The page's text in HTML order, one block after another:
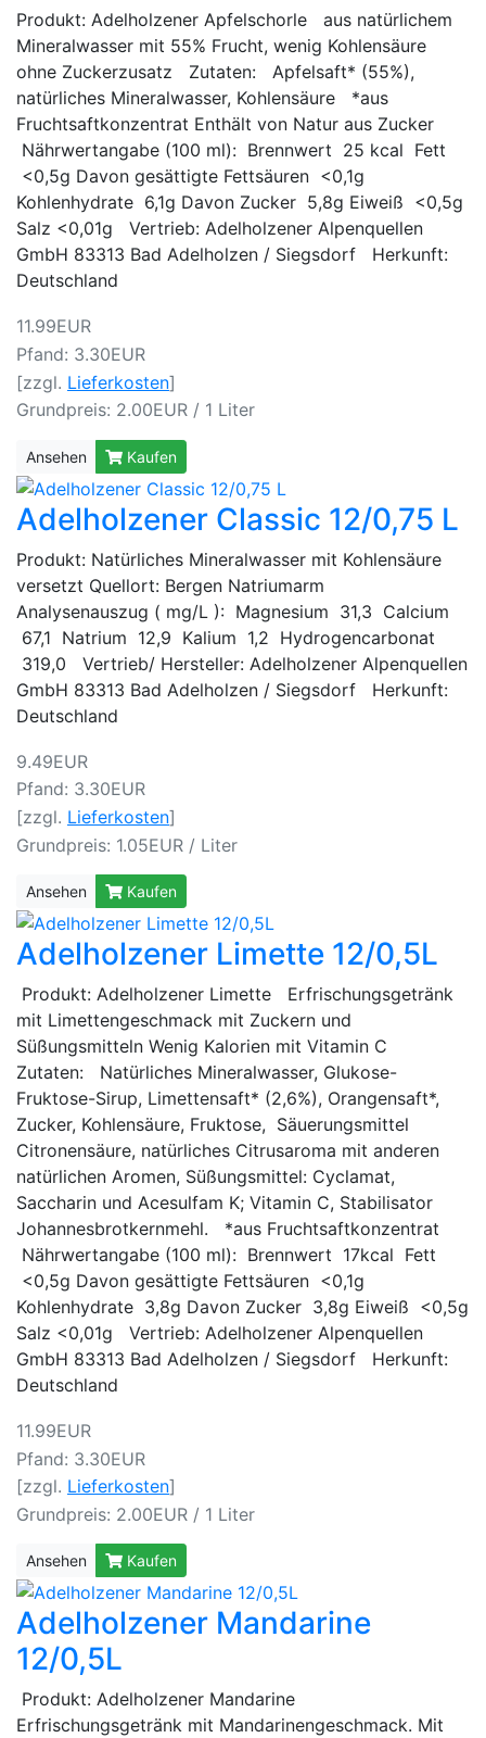
Produkt: Adelholzener Apfelschorle aus natürlichem
Mineralwasser mit 55% Frucht, wenig Kohlensäure
ohne Zuckerzusatz Zutaten: Apfelsaft* (55%),
natürliches Mineralwasser, Kohlensäure *aus
Fruchtsaftkonzentrat Enthält von Natur aus Zucker
Nährwertangabe (100 ml): Brennwert 25 kcal Fett
<0,5g Davon gesättigte Fettsäuren <0,1g
Kohlenhydrate 6,1g Davon Zucker 5,8g Eiweiß <0,5g
Salz <0,01g Vertrieb: Adelholzener Alpenquellen
GmbH 83313 Bad Adelholzen / Siegsdorf Herkunft:
Deutschland
11.99EUR
Pfand: 3.30EUR
[zzgl. Lieferkosten]
Grundpreis: 2.00EUR / 1 Liter
Ansehen Kaufen
Adelholzener Classic 12/0,75 L
Produkt: Natürliches Mineralwasser mit Kohlensäure
versetzt Quellort: Bergen Natriumarm
Analysenauszug ( mg/L ): Magnesium 31,3 Calcium
67,1 Natrium 12,9 Kalium 1,2 Hydrogencarbonat
319,0 Vertrieb/ Hersteller: Adelholzener Alpenquellen
GmbH 83313 Bad Adelholzen / Siegsdorf Herkunft:
Deutschland
9.49EUR
Pfand: 3.30EUR
[zzgl. Lieferkosten]
Grundpreis: 1.05EUR / Liter
Ansehen Kaufen
Adelholzener Limette 12/0,5L
Produkt: Adelholzener Limette Erfrischungsgetränk
mit Limettengeschmack mit Zuckern und
Süßungsmitteln Wenig Kalorien mit Vitamin C
Zutaten: Natürliches Mineralwasser, Glukose-
Fruktose-Sirup, Limettensaft* (2,6%), Orangensaft*,
Zucker, Kohlensäure, Fruktose, Säuerungsmittel
Citronensäure, natürliches Citrusaroma mit anderen
natürlichen Aromen, Süßungsmittel: Cyclamat,
Saccharin und Acesulfam K; Vitamin C, Stabilisator
Johannesbrotkernmehl. *aus Fruchtsaftkonzentrat
Nährwertangabe (100 ml): Brennwert 17kcal Fett
<0,5g Davon gesättigte Fettsäuren <0,1g
Kohlenhydrate 3,8g Davon Zucker 3,8g Eiweiß <0,5g
Salz <0,01g Vertrieb: Adelholzener Alpenquellen
GmbH 83313 Bad Adelholzen / Siegsdorf Herkunft:
Deutschland
11.99EUR
Pfand: 3.30EUR
[zzgl. Lieferkosten]
Grundpreis: 2.00EUR / 1 Liter
Ansehen Kaufen
Adelholzener Mandarine
12/0,5L
Produkt: Adelholzener Mandarine
Erfrischungsgetränk mit Mandarinengeschmack. Mit